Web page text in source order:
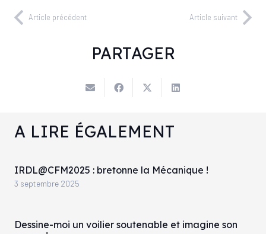
Article précédent Article suivant
PARTAGER
A LIRE ÉGALEMENT
IRDL@CFM2025 : bretonne la Mécanique !
3 septembre 2025
Dessine-moi un voilier soutenable et imagine son